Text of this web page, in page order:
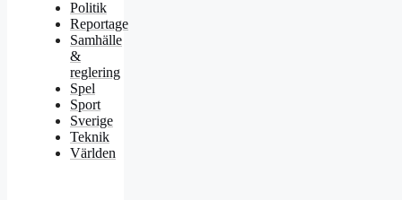
Politik
Reportage
Samhälle
&
reglering
Spel
Sport
Sverige
Teknik
Världen